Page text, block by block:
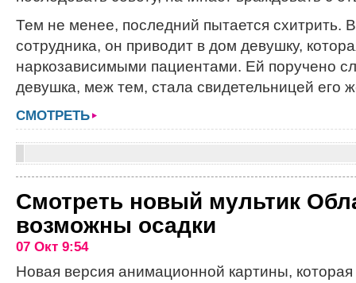
Тем не менее, последний пытается схитрить. В
сотрудника, он приводит в дом девушку,
наркозависимыми пациентами. Ей поручено
девушка, меж тем, стала свидетельницей его
СМОТРЕТЬ
Смотреть новый мультик
возможны осадки
07 Окт 9:54
Новая версия анимационной картины, которая